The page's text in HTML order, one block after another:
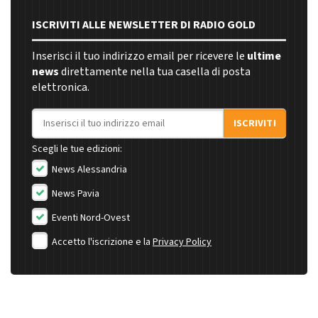
ISCRIVITI ALLE NEWSLETTER DI RADIO GOLD
Inserisci il tuo indirizzo email per ricevere le ultime
newsdirettamente nella tua casella di posta
elettronica.
Indirizzo email
ISCRIVITI
Scegli le tue edizioni:
News Alessandria
News Pavia
Eventi Nord-Ovest
Accetto l'iscrizione e la Privacy Policy